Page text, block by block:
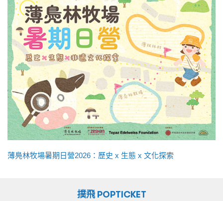
薄鳧林牧場暑期日營2026：歷史 x 生態 x 文化探索
撲飛 POPTICKET